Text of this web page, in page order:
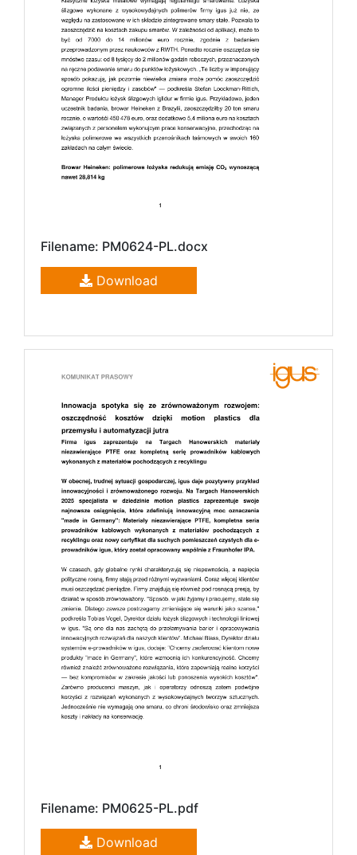
Filename: PM0624-PL.docx
Download
Filename: PM0625-PL.pdf
Download